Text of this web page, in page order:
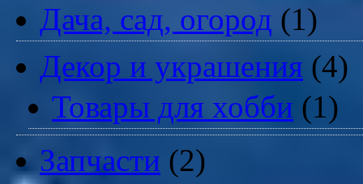
Дача, сад, огород (1)
Декор и украшения (4)
Товары для хобби (1)
Запчасти (2)